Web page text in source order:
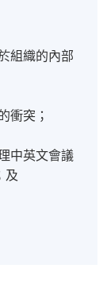
組織的內部
衝突；
中英文會議
及